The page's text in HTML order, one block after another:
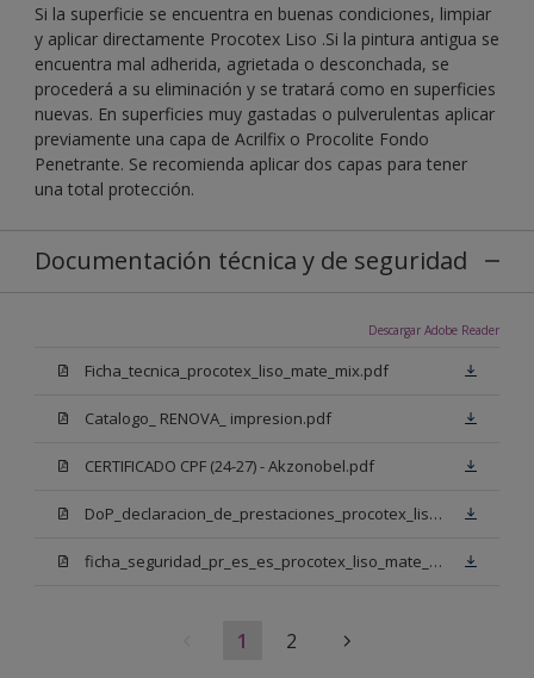
Si la superficie se encuentra en buenas condiciones, limpiar
y aplicar directamente Procotex Liso .Si la pintura antigua se
encuentra mal adherida, agrietada o desconchada, se
procederá a su eliminación y se tratará como en superficies
nuevas. En superficies muy gastadas o pulverulentas aplicar
previamente una capa de Acrilfix o Procolite Fondo
Penetrante. Se recomienda aplicar dos capas para tener
una total protección.
Documentación técnica y de seguridad
Descargar Adobe Reader
Ficha_tecnica_procotex_liso_mate_mix.pdf
Catalogo_ RENOVA_ impresion.pdf
CERTIFICADO CPF (24-27) - Akzonobel.pdf
DoP_declaracion_de_prestaciones_procotex_liso_mate_mix_anmw002_11_firmado_2025.pdf
ficha_seguridad_pr_es_es_procotex_liso_mate_mix_bb.pdf
1 2